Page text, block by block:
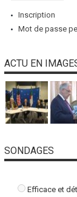
Inscription
Mot de passe
ACTU EN
SONDAGES
Efficace et